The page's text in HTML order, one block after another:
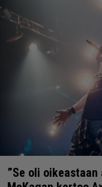
”Se oli